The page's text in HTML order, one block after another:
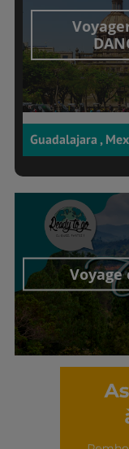
Guadalajara ,
Voyage